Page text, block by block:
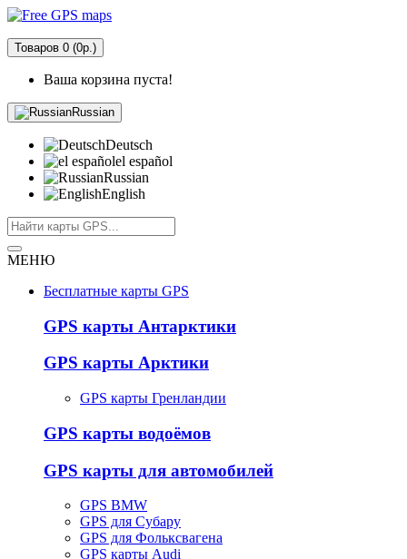
Товаров 0 (0р.)
Ваша корзина пуста!
Russian
Deutsch
el español
Russian
English
МЕНЮ
Бесплатные карты GPS
GPS карты Антарктики
GPS карты Арктики
GPS карты Гренландии
GPS карты водоёмов
GPS карты для автомобилей
GPS BMW
GPS для Субару
GPS для Фольксвагена
GPS карты Audi